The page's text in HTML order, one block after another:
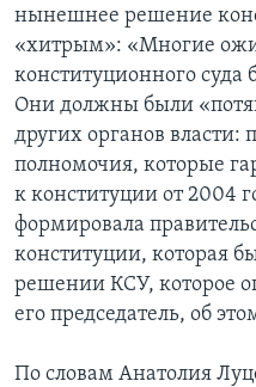
нынешнее решение
«хитрым»: «Многие
конституционного суда
Они должны были
других органов власти:
полномочия, которые
к конституции от 2004
формировала
конституции, которая
решении КСУ, которое
его председатель, об
По словам Анатолия